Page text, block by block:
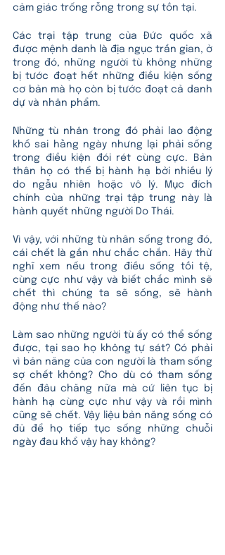
cảm giác trống rỗng trong sự tồn tại.
Các trại tập trung của Đức quốc xã
được mệnh danh là địa ngục trần gian, ở
trong đó, những người tù không những
bị tước đoạt hết những điều kiện sống
cơ bản mà họ còn bị tước đoạt cả danh
dự và nhân phẩm.
Những tù nhân trong đó phải lao động
khổ sai hằng ngày nhưng lại phải sống
trong điều kiện đói rét cùng cực. Bản
thân họ có thể bị hành hạ bởi nhiều lý
do ngẫu nhiên hoặc vô lý. Mục đích
chính của những trại tập trung này là
hành quyết những người Do Thái.
Vì vậy, với những tù nhân sống trong đó,
cái chết là gần như chắc chắn. Hãy thử
nghĩ xem nếu trong điều sống tồi tệ,
cùng cực như vậy và biết chắc mình sẽ
chết thì chúng ta sẽ sống, sẽ hành
động như thế nào?
Làm sao những người tù ấy có thể sống
được, tại sao họ không tự sát? Có phải
vì bản năng của con người là tham sống
sợ chết không? Cho dù có tham sống
đến đâu chăng nữa mà cứ liên tục bị
hành hạ cùng cực như vậy và rồi mình
cũng sẽ chết. Vậy liệu bản năng sống có
đủ để họ tiếp tục sống những chuỗi
ngày đau khổ vậy hay không?